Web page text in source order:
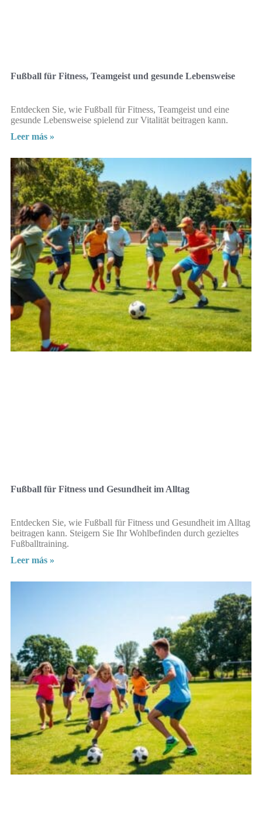
Fußball für Fitness, Teamgeist und gesunde Lebensweise
Entdecken Sie, wie Fußball für Fitness, Teamgeist und eine
gesunde Lebensweise spielend zur Vitalität beitragen kann.
Leer más »
Fußball für Fitness und Gesundheit im Alltag
Entdecken Sie, wie Fußball für Fitness und Gesundheit im Alltag
beitragen kann. Steigern Sie Ihr Wohlbefinden durch gezieltes
Fußballtraining.
Leer más »